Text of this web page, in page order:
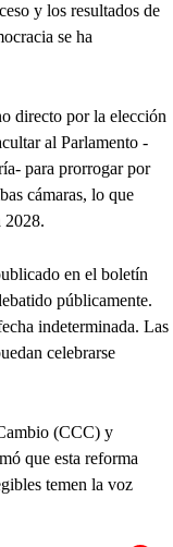
y los resultados de
se ha
directo por la elección
al Parlamento -
para prorrogar por
cámaras, lo que
2028.
en el boletín
públicamente.
indeterminada. Las
celebrarse
(CCC) y
que esta reforma
temen la voz